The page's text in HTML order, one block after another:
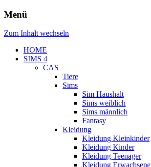
Menü
Zum Inhalt wechseln
HOME
SIMS 4
CAS
Tiere
Sims
Sim Haushalt
Sims weiblich
Sims männlich
Fantasy
Kleidung
Kleidung Kleinkinder
Kleidung Kinder
Kleidung Teenager
Kleidung Erwachsene